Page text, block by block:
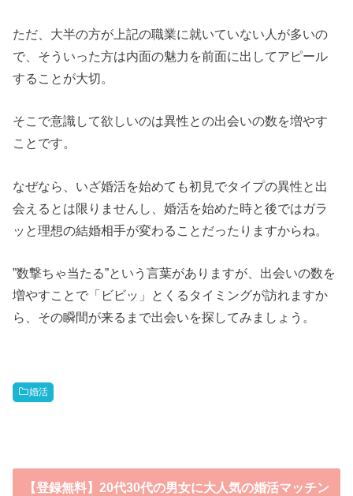
ただ、大半の方が上記の職業に就いていない人が多いの
で、そういった方は内面の魅力を前面に出してアピール
することが大切。
そこで意識して欲しいのは異性との出会いの数を増やす
ことです。
なぜなら、いざ婚活を始めても初見でタイプの異性と出
会えるとは限りませんし、婚活を始めた時と後ではガラ
ッと理想の結婚相手が変わることだったりますからね。
”数撃ちゃ当たる”という言葉がありますが、出会いの数を
増やすことで「ビビッ」とくるタイミングが訪れますか
ら、その瞬間が来るまで出会いを探してみましょう。
婚活
【登録無料】20代30代の男女に大人気の婚活マッチン